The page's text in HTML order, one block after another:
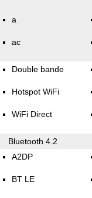
a
ac
Double bande
Hotspot WiFi
WiFi Direct
Bluetooth 4.2
A2DP
BT LE